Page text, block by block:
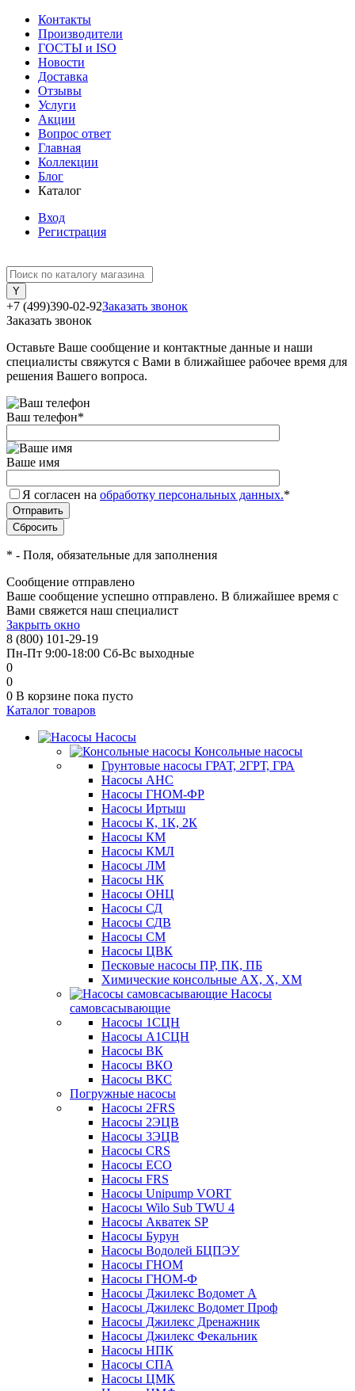
Контакты
Производители
ГОСТЫ и ISO
Новости
Доставка
Отзывы
Услуги
Акции
Вопрос ответ
Главная
Коллекции
Блог
Каталог
Вход
Регистрация
+7 (499)390-02-92Заказать звонок
Заказать звонок
Оставьте Ваше сообщение и контактные данные и наши
специалисты свяжутся с Вами в ближайшее рабочее время для
решения Вашего вопроса.
Ваш телефон*
Ваше имя
Я согласен на обработку персональных данных.*
* - Поля, обязательные для заполнения
Сообщение отправлено
Ваше сообщение успешно отправлено. В ближайшее время с
Вами свяжется наш специалист
Закрыть окно
8 (800) 101-29-19
Пн-Пт 9:00-18:00 Сб-Вс выходные
0
0
0 В корзине пока пусто
Каталог товаров
Насосы
Консольные насосы
Грунтовые насосы ГРАТ, 2ГРТ, ГРА
Насосы АНС
Насосы ГНОМ-ФР
Насосы Иртыш
Насосы К, 1К, 2К
Насосы КМ
Насосы КМЛ
Насосы ЛМ
Насосы НК
Насосы ОНЦ
Насосы СД
Насосы СДВ
Насосы СМ
Насосы ЦВК
Песковые насосы ПР, ПК, ПБ
Химические консольные АХ, Х, ХМ
Насосы
самовсасывающие
Насосы 1СЦН
Насосы А1СЦН
Насосы ВК
Насосы ВКО
Насосы ВКС
Погружные насосы
Насосы 2FRS
Насосы 2ЭЦВ
Насосы 3ЭЦВ
Насосы CRS
Насосы ECO
Насосы FRS
Насосы Unipump VORT
Насосы Wilo Sub TWU 4
Насосы Акватек SP
Насосы Бурун
Насосы Водолей БЦПЭУ
Насосы ГНОМ
Насосы ГНОМ-Ф
Насосы Джилекс Водомет А
Насосы Джилекс Водомет Проф
Насосы Джилекс Дренажник
Насосы Джилекс Фекальник
Насосы НПК
Насосы СПА
Насосы ЦМК